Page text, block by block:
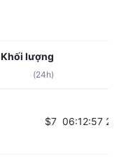
Khối lượng
(24h)
$7 06:12:57